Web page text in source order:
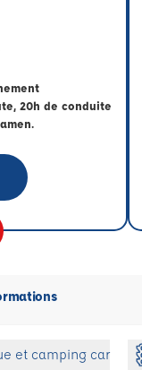
20h de conduite
et camping car